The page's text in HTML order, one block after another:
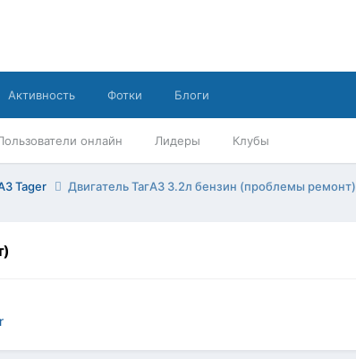
онлайн Лидеры Клубы
Активность Фотки Блоги
Tager Двигатель ТагАЗ 3.2л бензин (проблемы ремонт)